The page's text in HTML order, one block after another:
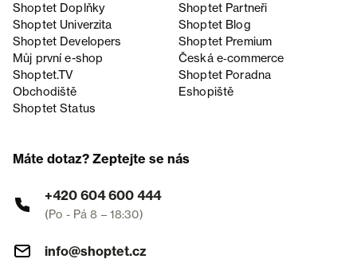
Shoptet Doplňky
Shoptet Partneři
Shoptet Univerzita
Shoptet Blog
Shoptet Developers
Shoptet Premium
Můj první e-shop
Česká e‑commerce
Shoptet.TV
Shoptet Poradna
Obchodiště
Eshopiště
Shoptet Status
Máte dotaz? Zeptejte se nás
+420 604 600 444
(Po - Pá 8 – 18:30)
info@shoptet.cz